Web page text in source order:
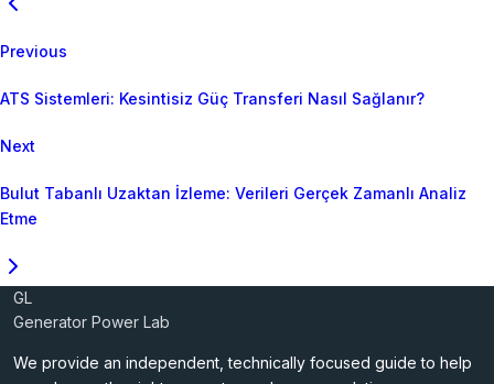
Previous
ATS Sistemleri: Kesintisiz Güç Transferi Nasıl Sağlanır?
Next
Bulut Tabanlı Uzaktan İzleme: Verileri Gerçek Zamanlı Analiz
Etme
GL
Generator Power Lab
We provide an independent, technically focused guide to help